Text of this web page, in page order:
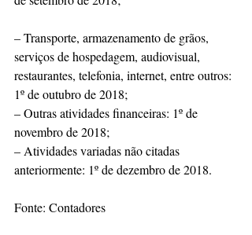
– Transporte, armazenamento de grãos,
serviços de hospedagem, audiovisual,
restaurantes, telefonia, internet, entre outros:
1º de outubro de 2018;
– Outras atividades financeiras: 1º de
novembro de 2018;
– Atividades variadas não citadas
anteriormente: 1º de dezembro de 2018.
Fonte: Contadores